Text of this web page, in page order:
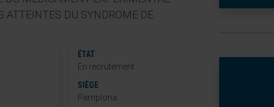
ATTEINTES DU SYNDROME DE
ÉTAT
En recrutement
SIÈGE
Pamplona